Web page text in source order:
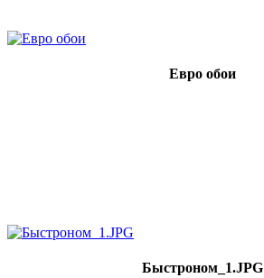
Евро обои
Быстроном_1.JPG